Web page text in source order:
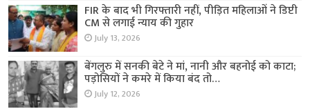
FIR के बाद भी गिरफ्तारी नहीं, पीड़ित महिलाओं ने डिप्टी
CM से लगाई न्याय की गुहार
July 13, 2026
बेंगलुरु में सनकी बेटे ने मां, नानी और बहनोई को काटा;
पड़ोसियों ने कमरे में किया बंद तो…
July 12, 2026